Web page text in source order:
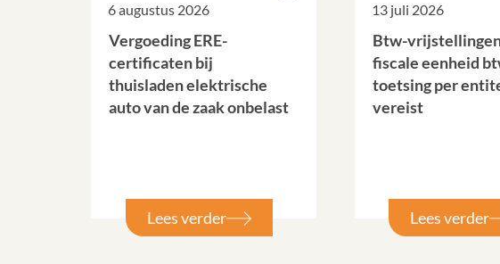
6 augustus 2026
Vergoeding ERE-
certificaten bij
thuisladen elektrische
auto van de zaak onbelast
Lees verder
13 juli 2026
Btw-
fiscale eenheid
toetsing per
vereist
Lees verder